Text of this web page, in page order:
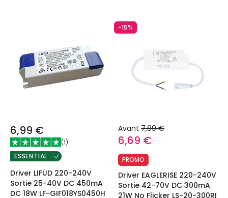
6,99 €
(1)
ESSENTIAL
Driver LIFUD 220-240V
Sortie 25-40V DC 450mA
DC 18W LF-GIF018YS0450H
-15%
Avant 7,89 €
6,69 €
PROMO
Driver EAGLERISE 220-240V
Sortie 42-70V DC 300mA
21W No Flicker LS-20-300RI